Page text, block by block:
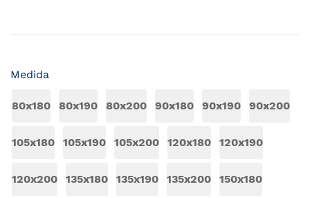
Medida
80x180 80x190 80x200 90x180 90x190 90x200
105x180 105x190 105x200 120x180 120x190
120x200 135x180 135x190 135x200 150x180